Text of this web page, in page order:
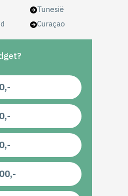
Tunesië
Curaçao